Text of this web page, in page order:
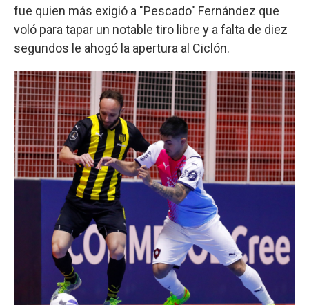
fue quien más exigió a "Pescado" Fernández que
voló para tapar un notable tiro libre y a falta de diez
segundos le ahogó la apertura al Ciclón.